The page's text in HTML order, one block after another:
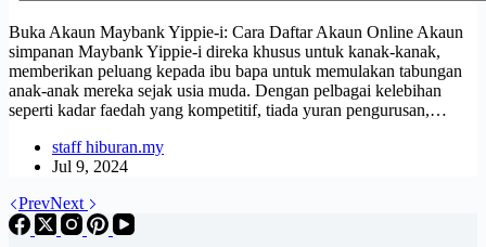
Buka Akaun Maybank Yippie-i: Cara Daftar Akaun Online Akaun
simpanan Maybank Yippie-i direka khusus untuk kanak-kanak,
memberikan peluang kepada ibu bapa untuk memulakan tabungan
anak-anak mereka sejak usia muda. Dengan pelbagai kelebihan
seperti kadar faedah yang kompetitif, tiada yuran pengurusan,…
staff hiburan.my
Jul 9, 2024
PrevNext